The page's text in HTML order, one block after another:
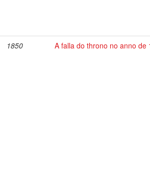
1850 A falla do throno no anno de